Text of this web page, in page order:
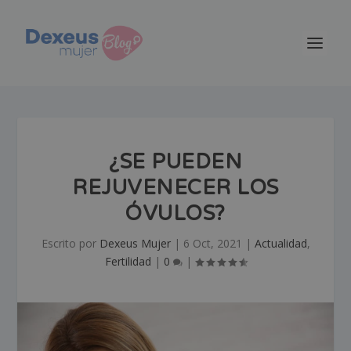
¿SE PUEDEN
REJUVENECER LOS
ÓVULOS?
Escrito por Dexeus Mujer| 6 Oct, 2021 | Actualidad,
Fertilidad | 0 |